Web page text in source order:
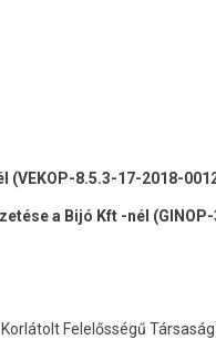
(VEKOP-8.5.3-17-2018-
a Bijó Kft -nél
Felelősségű Társaság